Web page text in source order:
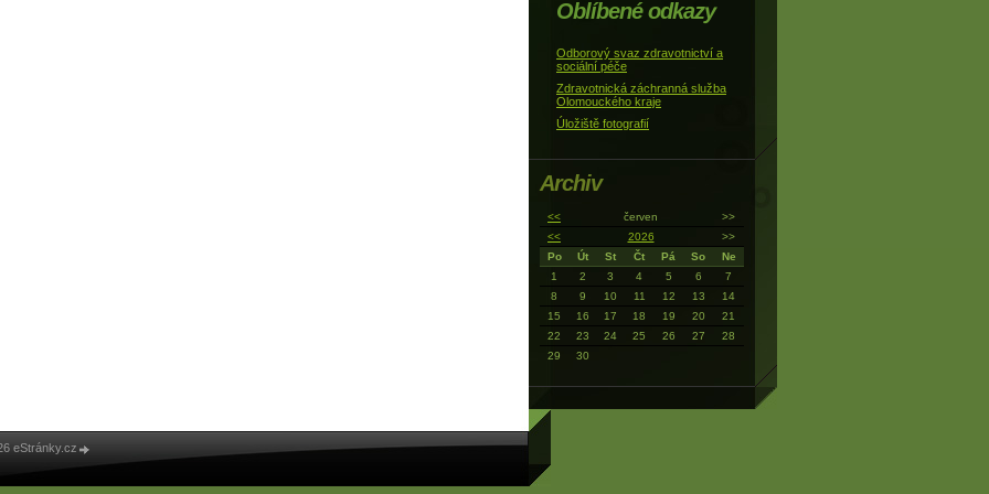
Oblíbené odkazy
Odborový svaz zdravotnictví a
sociální péče
Zdravotnická záchranná služba
Olomouckého kraje
Úložiště fotografií
Archiv
<< červen
>>
<<
2026
>>
Po
Út St Čt Pá So
Ne
1
2 3 4 5 6
7
8
9 10 11 12 13
14
15
16 17 18 19 20
21
22
23 24 25 26 27
28
29
30
eStránky.cz